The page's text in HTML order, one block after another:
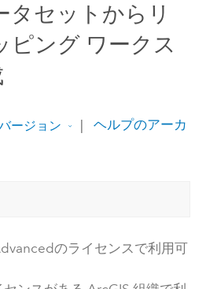
タセットからリ
ピング ワークス
ージョン |
ヘルプのアーカ
のライセンスで利用可